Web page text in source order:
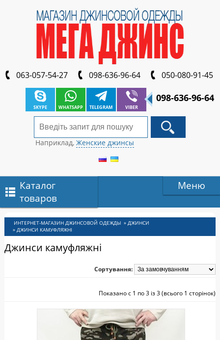
063-057-54-27 098-636-96-64 050-080-91-45
SKYPE WHATSAPP TELEGRAM VIBER
098-636-96-64
Наприклад,Женские джинсы
Меню
Каталог
товаров
» ДЖИНСИ
» ДЖИНСИ КАМУФЛЯЖНІ
Джинси камуфляжні
Сортування:
Показано с 1 по 3 із 3 (всього 1 сторінок)